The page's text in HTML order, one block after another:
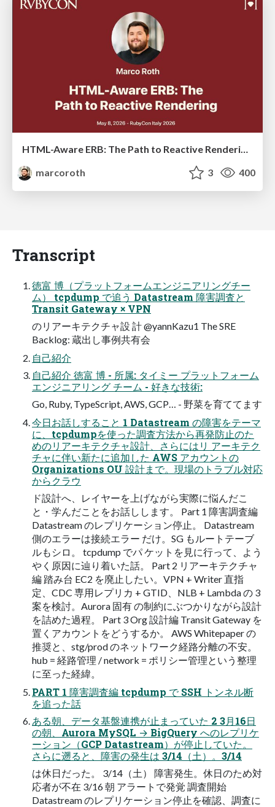
HTML-Aware ERB: The Path to Reactive Rendering @ RubyCon 2026, Rimini, Italy
marcoroth
3 400
Transcript
徳富 博（プラットフォームエンジニアリングチー
ム） tcpdump で追う Datastream 障害調査と
Transit Gateway × VPN
のリアーキテクチャ設 計 @yannKazu1 The SRE
Backlog: 蔵出し事例共有会
自己紹介
自己紹介 徳富 博 - 所属: タイミー プラットフォーム
エンジニアリング チーム - 好きな技術:
Go, Ruby, TypeScript, AWS, GCP… - 野菜を育ててます
今日お話しすること 1 Datastream の障害をテーマ
に、tcpdumpを使った調査方法から再発防止のた
めのリアーキテクチャ設計、さらにはリ アーキテク
チャに伴い新たに追加した AWS アカウントの
Organizations OU 設計まで。現場のトラブル対応
からクラウ
ド設計へ、レイヤーを上げながら実際に悩んだこ
と・学んだことをお話しします。 Part 1 障害調査編
Datastream のレプリケーション停止。 Datastream
側のエラーは接続エラー だけ。SG もルートテーブ
ルもシロ。 tcpdump でパ ケットを見に行って、よう
やく原因に辿り着いた話。 Part 2 リアーキテクチャ
編 踏み台 EC2 を廃止したい。VPN + Writer 直指
定、CDC 専用レプリカ + GTID、NLB + Lambda の 3
案を検討。Aurora 固有 の制約にぶつかりながら設計
を詰めた過程。 Part 3 Org 設計編 Transit Gateway を
置くアカウントをどうするか。 AWS Whitepaper の
推奨と、stg/prod のネットワーク経路分離の不安。
hub = 経路管理 / network = ポリシー管理という整理
に至った経緯。
PART 1 障害調査編 tcpdump で SSH トンネル断
を追った話
ある朝、データ基盤連携が止まっていた 2 3月16日
の朝、Aurora MySQL → BigQuery へのレプリケ
ーション（GCP Datastream）が停止していた。
さらに遡ると、障害の発生は 3/14（土）。3/14
は休日だった。 3/14（土） 障害発生。休日のため対
応者が不在 3/16 朝 アラートで発覚 調査開始
Datastream のレプリケーション停止を確認、調査に